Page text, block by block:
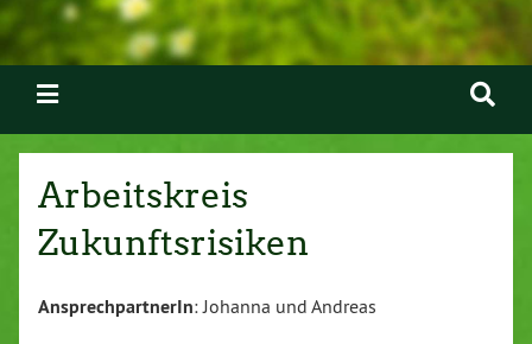
Arbeitskreis
Zukunftsrisiken
AnsprechpartnerIn: Johanna und Andreas